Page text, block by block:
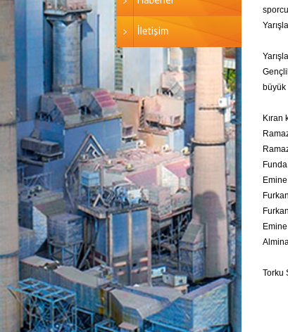
büyük
Kıran
Funda
Emine
Torku